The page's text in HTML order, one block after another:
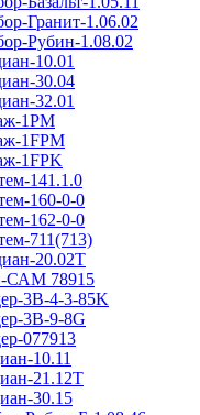
Гранит-1.06.02
Рубин-1.08.02
10.01
30.04
32.01
1PM
1FPM
1FPK
141.1.0
160-0-0
162-0-0
711(713)
20.02T
САМ 78915
3B-4-3-85K
3B-9-8G
077913
10.11
21.12T
30.15